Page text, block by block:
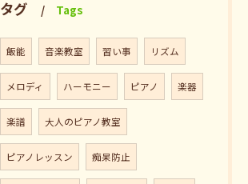
タグ Tags
飯能 音楽教室 習い事 リズム
メロディ ハーモニー ピアノ 楽器
楽譜 大人のピアノ教室
ピアノレッスン 痴呆防止